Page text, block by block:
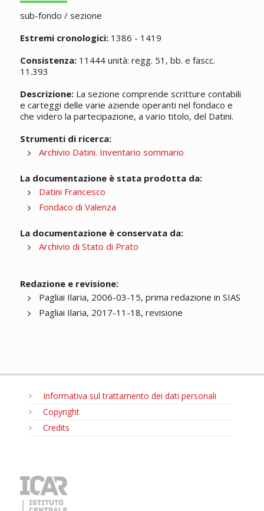
sub-fondo / sezione
Estremi cronologici:1386 - 1419
Consistenza:11444 unità: regg. 51, bb. e fascc.
11.393
Descrizione:La sezione comprende scritture contabili
e carteggi delle varie aziende operanti nel fondaco e
che videro la partecipazione, a vario titolo, del Datini.
Strumenti di ricerca:
Archivio Datini. Inventario sommario
La documentazione è stata prodotta da:
Datini Francesco
Fondaco di Valenza
La documentazione è conservata da:
Archivio di Stato di Prato
Redazione e revisione:
Pagliai Ilaria, 2006-03-15, prima redazione in SIAS
Pagliai Ilaria, 2017-11-18, revisione
Informativa sul trattamento dei dati personali
Copyright
Credits